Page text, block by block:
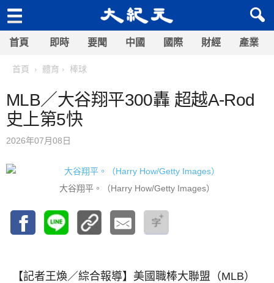
首頁 即時 要聞 中國 國際 財經 產業
首頁 體育 棒球
MLB／大谷翔平300轟 超越A-Rod
史上第5快
2026年07月08日
大谷翔平。（Harry How/Getty Images）
【記者王煥／綜合報導】 美國職棒大聯盟（MLB）